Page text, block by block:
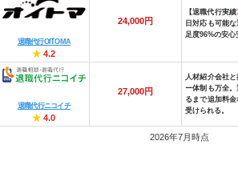
退職代行OITOMA
★ 4.2
24,000円
【退職代行実績
日対応も可能
足度96%の安心
退職代行ニコイチ
★ 4.0
27,000円
人材紹介会社
ー体制も万全
るまで追加料
受けられる。
2026年7月時点